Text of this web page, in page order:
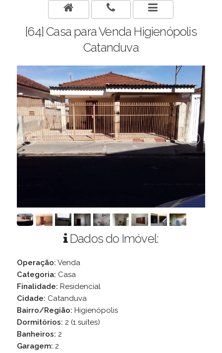
[64] Casa para Venda Higienópolis
Catanduva
Dados do Imóvel:
Operação: Venda
Categoria: Casa
Finalidade: Residencial
Cidade: Catanduva
Bairro/Região: Higienópolis
Dormitórios: 2 (1 suítes)
Banheiros: 2
Garagem: 2